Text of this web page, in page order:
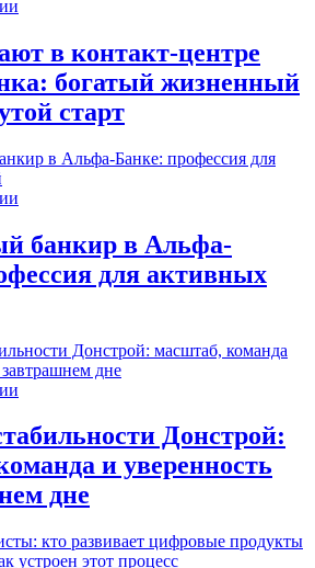
в контакт-центре
богатый жизненный
старт
банкир в Альфа-
для активных
Донстрой:
и уверенность
дне